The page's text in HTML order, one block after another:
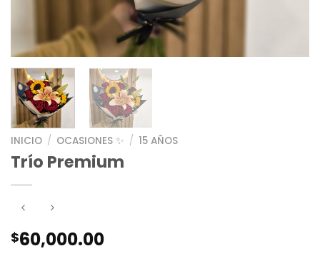
INICIO / OCASIONES ✨ / 15 AÑOS
Trío Premium
$60,000.00